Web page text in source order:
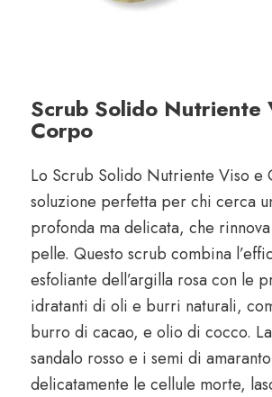
Scrub Solido Nutriente
Corpo
Lo Scrub Solido Nutriente Viso e
soluzione perfetta per chi cerca
profonda ma delicata, che
pelle. Questo scrub combina
esfoliante dell’argilla rosa con le
idratanti di oli e burri naturali,
burro di cacao, e olio di cocco.
sandalo rosso e i semi di
delicatamente le cellule morte,